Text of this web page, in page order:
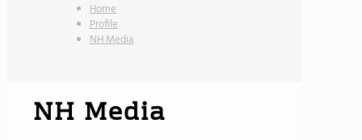
Home
Profile
NH Media
NH Media